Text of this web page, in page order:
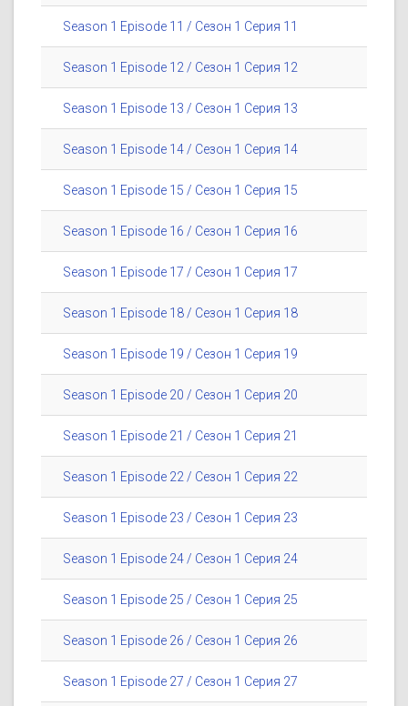
Season 1 Episode 11 / Сезон 1 Серия 11
Season 1 Episode 12 / Сезон 1 Серия 12
Season 1 Episode 13 / Сезон 1 Серия 13
Season 1 Episode 14 / Сезон 1 Серия 14
Season 1 Episode 15 / Сезон 1 Серия 15
Season 1 Episode 16 / Сезон 1 Серия 16
Season 1 Episode 17 / Сезон 1 Серия 17
Season 1 Episode 18 / Сезон 1 Серия 18
Season 1 Episode 19 / Сезон 1 Серия 19
Season 1 Episode 20 / Сезон 1 Серия 20
Season 1 Episode 21 / Сезон 1 Серия 21
Season 1 Episode 22 / Сезон 1 Серия 22
Season 1 Episode 23 / Сезон 1 Серия 23
Season 1 Episode 24 / Сезон 1 Серия 24
Season 1 Episode 25 / Сезон 1 Серия 25
Season 1 Episode 26 / Сезон 1 Серия 26
Season 1 Episode 27 / Сезон 1 Серия 27